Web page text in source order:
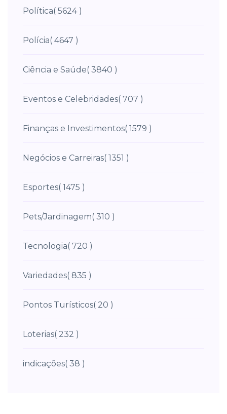
Política( 5624 )
Polícia( 4647 )
Ciência e Saúde( 3840 )
Eventos e Celebridades( 707 )
Finanças e Investimentos( 1579 )
Negócios e Carreiras( 1351 )
Esportes( 1475 )
Pets/Jardinagem( 310 )
Tecnologia( 720 )
Variedades( 835 )
Pontos Turísticos( 20 )
Loterias( 232 )
indicações( 38 )